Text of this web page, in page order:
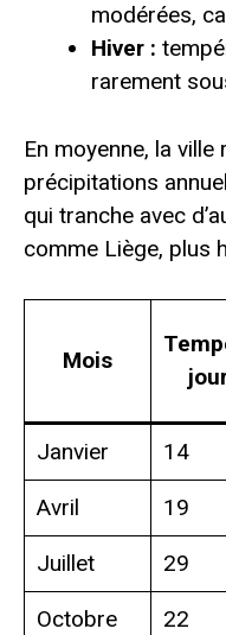
modérées,
Hiver :
rarement
En moyenne, la
précipitations
qui tranche avec
comme Liège, plus
Mois
Janvier 14
Avril 19
Juillet 29
Octobre 22